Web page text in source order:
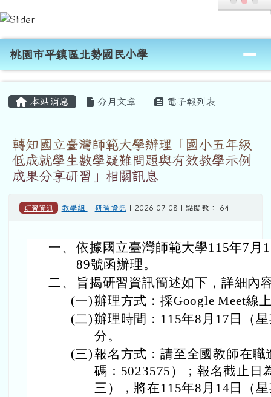
跳至主內容區
桃園市平鎮區北勢國民小學
導覽列
桃園市平鎮區北勢國民小學
本站消息 分月文章 電子報列表
轉知國立臺灣師範大學辦理「國小五年級
低成就學生數學疑難問題與有效教學示例
成果分享研習」相關訊息
研習資訊 教學組 - 研習資訊| 2026-07-08 | 點閱數： 64
一、 依據國立臺灣師範大學115年7月
89號函辦理。
二、
旨揭研習資訊簡述如下，詳細內
(一)辦理方式：採Google Meet線
(二)辦理時間：115年8月17日（
分。
(三)報名方式：請至全國教師在
碼：5023575）；報名截止日
三），將在115年8月14日（